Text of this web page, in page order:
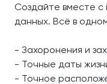
Создайте вместе с
данных. Всё в
- Захоронения и
- Точные даты
- Точное